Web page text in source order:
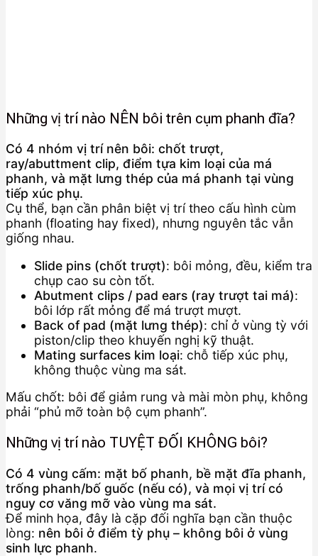
Những vị trí nào NÊN bôi trên cụm phanh đĩa?
Có 4 nhóm vị trí nên bôi: chốt trượt,
ray/abuttment clip, điểm tựa kim loại của má
phanh, và mặt lưng thép của má phanh tại vùng
tiếp xúc phụ.
Cụ thể, bạn cần phân biệt vị trí theo cấu hình cùm
phanh (floating hay fixed), nhưng nguyên tắc vẫn
giống nhau.
Slide pins (chốt trượt): bôi mỏng, đều, kiểm tra
chụp cao su còn tốt.
Abutment clips / pad ears (ray trượt tai má):
bôi lớp rất mỏng để má trượt mượt.
Back of pad (mặt lưng thép): chỉ ở vùng tỳ với
piston/clip theo khuyến nghị kỹ thuật.
Mating surfaces kim loại: chỗ tiếp xúc phụ,
không thuộc vùng ma sát.
Mấu chốt: bôi để giảm rung và mài mòn phụ, không
phải “phủ mỡ toàn bộ cụm phanh”.
Những vị trí nào TUYỆT ĐỐI KHÔNG bôi?
Có 4 vùng cấm: mặt bố phanh, bề mặt đĩa phanh,
trống phanh/bố guốc (nếu có), và mọi vị trí có
nguy cơ văng mỡ vào vùng ma sát.
Để minh họa, đây là cặp đối nghĩa bạn cần thuộc
lòng: nên bôi ở điểm tỳ phụ – không bôi ở vùng
sinh lực phanh.